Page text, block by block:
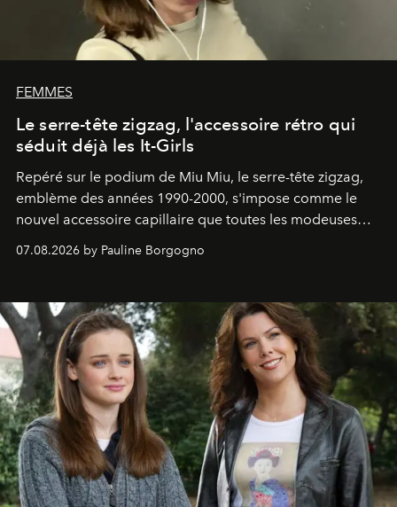
FEMMES
Le serre-tête zigzag, l'accessoire rétro qui
séduit déjà les It-Girls
Repéré sur le podium de Miu Miu, le serre-tête zigzag,
emblème des années 1990-2000, s'impose comme le
nouvel accessoire capillaire que toutes les modeuses
s'arrachent déjà.
07.08.2026 by Pauline Borgogno